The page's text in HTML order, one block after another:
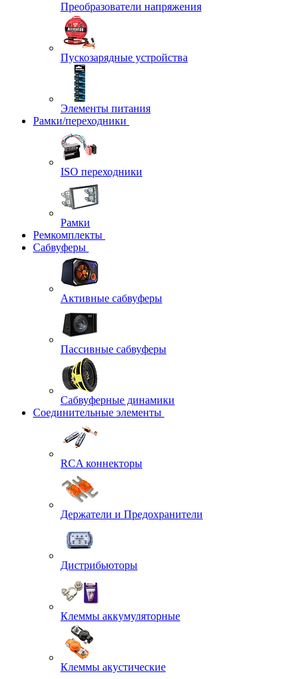
Преобразователи напряжения
Пускозарядные устройства
Элементы питания
Рамки/переходники
ISO переходники
Рамки
Ремкомплекты
Сабвуферы
Активные сабвуферы
Пассивные сабвуферы
Сабвуферные динамики
Соединительные элементы
RCA коннекторы
Держатели и Предохранители
Дистрибьюторы
Клеммы аккумуляторные
Клеммы акустические